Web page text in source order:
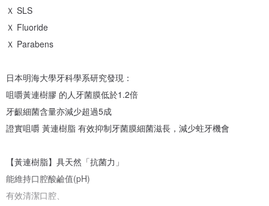
Ｘ SLS
Ｘ Fluoride
Ｘ Parabens
日本明海大學牙科學系研究發現：
咀嚼黃連樹膠 的人牙菌膜低於1.2倍
牙齦細菌含量亦減少超過5成
證實咀嚼 黃連樹脂 有效抑制牙菌膜細菌滋長，減少蛀牙機會
【黃連樹脂】具天然「抗菌力」
能維持口腔酸鹼值(pH)
有效清潔口腔、